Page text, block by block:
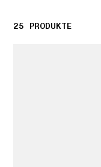
25 25 PRODUKTE
PRODUKTE